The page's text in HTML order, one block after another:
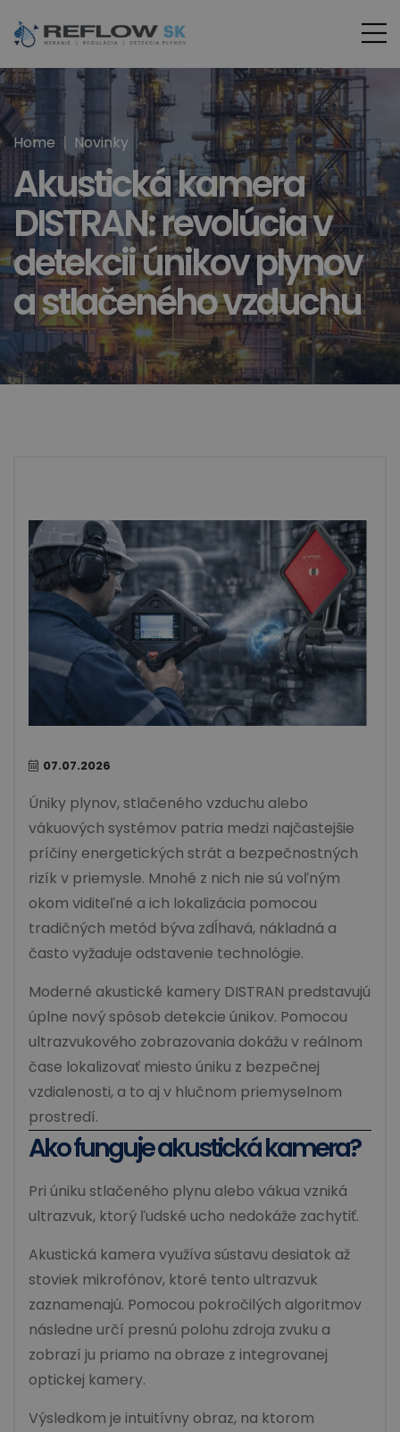
Home Novinky
Akustická kamera
DISTRAN: revolúcia v
detekcii únikov plynov
a stlačeného vzduchu
07.07.2026
Úniky plynov, stlačeného vzduchu alebo
vákuových systémov patria medzi najčastejšie
príčiny energetických strát a bezpečnostných
rizík v priemysle. Mnohé z nich nie sú voľným
okom viditeľné a ich lokalizácia pomocou
tradičných metód býva zdĺhavá, nákladná a
často vyžaduje odstavenie technológie.
Moderné akustické kamery DISTRAN predstavujú
úplne nový spôsob detekcie únikov. Pomocou
ultrazvukového zobrazovania dokážu v reálnom
čase lokalizovať miesto úniku z bezpečnej
vzdialenosti, a to aj v hlučnom priemyselnom
prostredí.
Ako funguje akustická kamera?
Pri úniku stlačeného plynu alebo vákua vzniká
ultrazvuk, ktorý ľudské ucho nedokáže zachytiť.
Akustická kamera využíva sústavu desiatok až
stoviek mikrofónov, ktoré tento ultrazvuk
zaznamenajú. Pomocou pokročilých algoritmov
následne určí presnú polohu zdroja zvuku a
zobrazí ju priamo na obraze z integrovanej
optickej kamery.
Výsledkom je intuitívny obraz, na ktorom